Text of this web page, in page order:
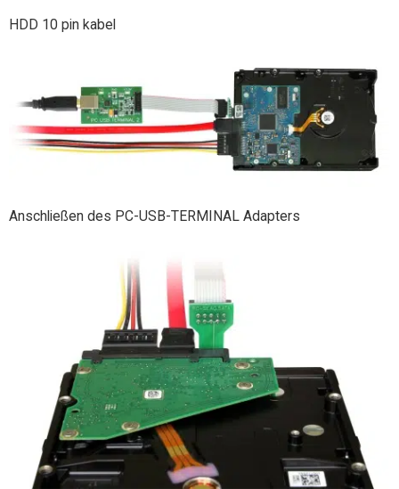
HDD 10 pin kabel
Anschließen des PC-USB-TERMINAL Adapters